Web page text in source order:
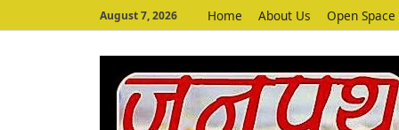
August 7, 2026 Home About Us Open Space